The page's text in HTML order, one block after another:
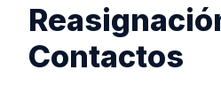
Contactos